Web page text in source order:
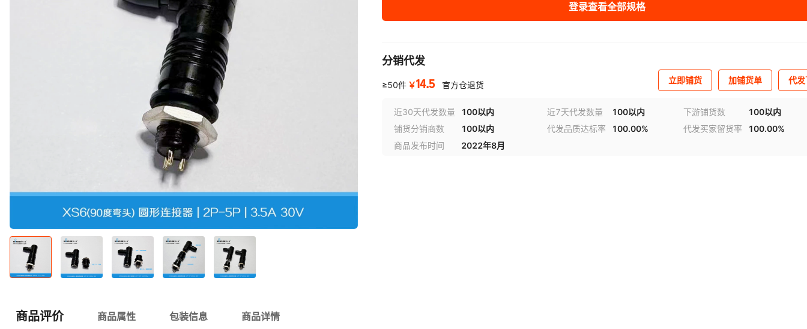
登录查看全部规格
分销代发
≥50件 ￥14.5 官方仓退货 立即铺货 加铺货单 代
近30天代发数量 100以内 近7天代发数量 100以内 下游铺货数
100以内
铺货分销商数
100以内 代发品质达标率 100.00% 代发买家留货率
100.00%
商品发布时间
2022年8月
商品评价 商品属性 包装信息 商品详情